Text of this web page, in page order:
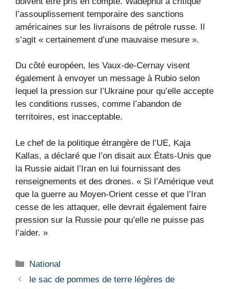
l’assouplissement temporaire des sanctions
américaines sur les livraisons de pétrole russe. Il
s’agit « certainement d’une mauvaise mesure ».
Du côté européen, les Vaux-de-Cernay visent
également à envoyer un message à Rubio selon
lequel la pression sur l’Ukraine pour qu’elle accepte
les conditions russes, comme l’abandon de
territoires, est inacceptable.
Le chef de la politique étrangère de l’UE, Kaja
Kallas, a déclaré que l’on disait aux États-Unis que
la Russie aidait l’Iran en lui fournissant des
renseignements et des drones. « Si l’Amérique veut
que la guerre au Moyen-Orient cesse et que l’Iran
cesse de les attaquer, elle devrait également faire
pression sur la Russie pour qu’elle ne puisse pas
l’aider. »
Catégories
National
le sac de pommes de terre légères de